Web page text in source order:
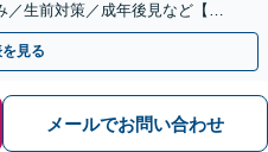
／生前対策／成年後見など【W
見る
メールでお問い合わせ